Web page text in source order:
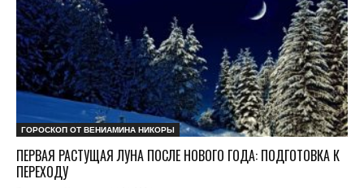
ГОРОСКОП ОТ ВЕНИАМИНА НИКОРЫ
ПЕРВАЯ РАСТУЩАЯ ЛУНА ПОСЛЕ НОВОГО ГОДА: ПОДГОТОВКА К
ПЕРЕХОДУ